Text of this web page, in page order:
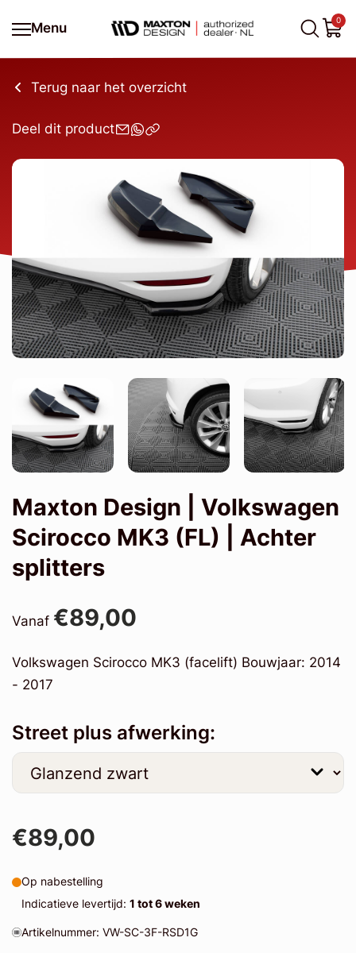
Menu
0
Terug naar het overzicht
Deel dit product
Maxton Design | Volkswagen
Scirocco MK3 (FL) | Achter
splitters
Vanaf €89,00
Volkswagen Scirocco MK3 (facelift) Bouwjaar: 2014
- 2017
Street plus afwerking:
€89,00
Op nabestelling
Indicatieve levertijd: 1 tot 6 weken
Artikelnummer: VW-SC-3F-RSD1G